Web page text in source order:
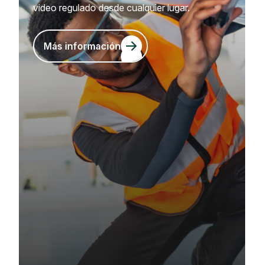
video regulado desde cualquier lugar.
Más información